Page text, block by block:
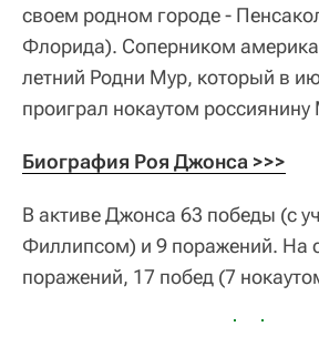
своем родном городе -
Флорида). Соперником
летний Родни Мур, который в
проиграл нокаутом россиянину
Биография Роя Джонса >>>
В активе Джонса 63 победы (с
Филлипсом) и 9 поражений. На
поражений, 17 побед (7